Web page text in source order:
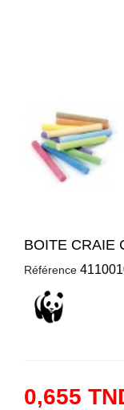
BOITE CRAIE
Référence
0,655